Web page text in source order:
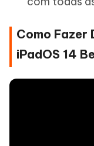
Como Fazer
iPadOS 14